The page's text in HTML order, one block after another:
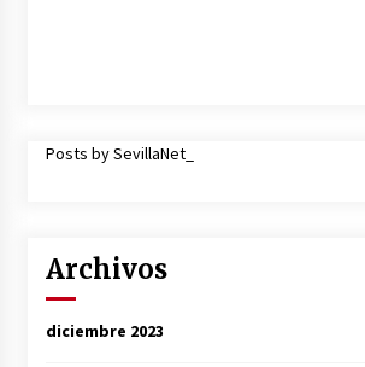
Posts by SevillaNet_
Archivos
diciembre 2023